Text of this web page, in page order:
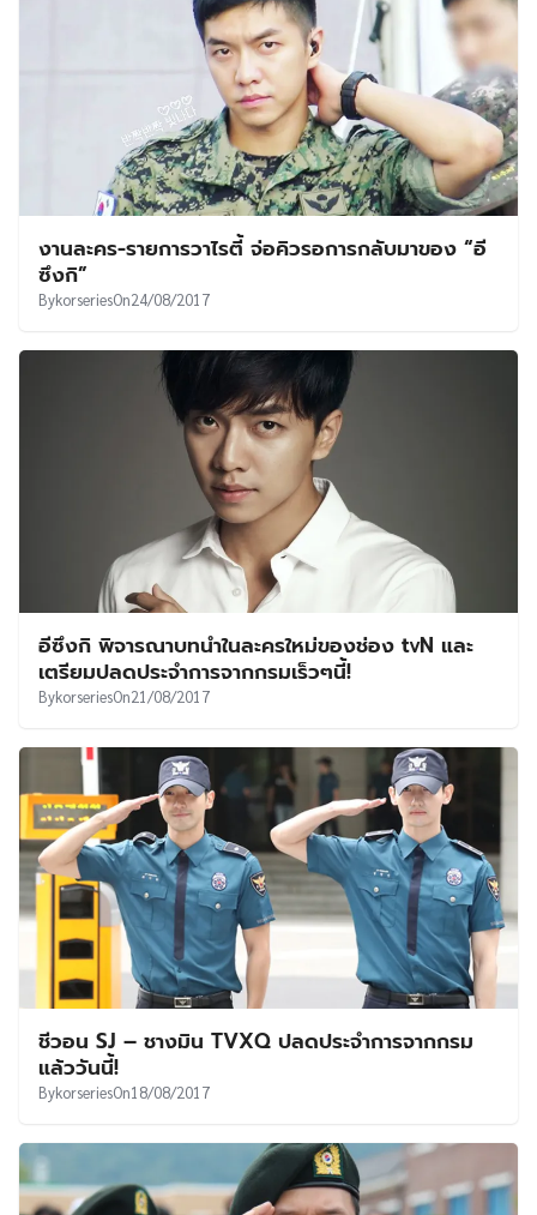
งานละคร-รายการวาไรตี้ จ่อคิวรอการกลับมาของ “อี
ซึงกิ”
BykorseriesOn24/08/2017
อีซึงกิ พิจารณาบทนำในละครใหม่ของช่อง tvN และ
เตรียมปลดประจำการจากกรมเร็วๆนี้!
BykorseriesOn21/08/2017
ชีวอน SJ – ชางมิน TVXQ ปลดประจำการจากกรม
แล้ววันนี้!
BykorseriesOn18/08/2017